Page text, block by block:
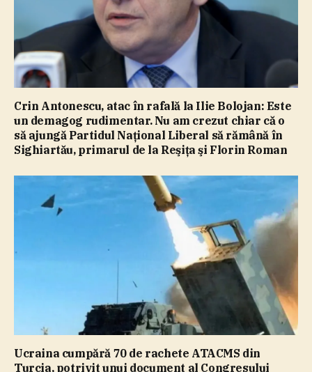
Crin Antonescu, atac în rafală la Ilie Bolojan: Este
un demagog rudimentar. Nu am crezut chiar că o
să ajungă Partidul Naţional Liberal să rămână în
Sighiartău, primarul de la Reşiţa şi Florin Roman
Ucraina cumpără 70 de rachete ATACMS din
Turcia, potrivit unui document al Congresului